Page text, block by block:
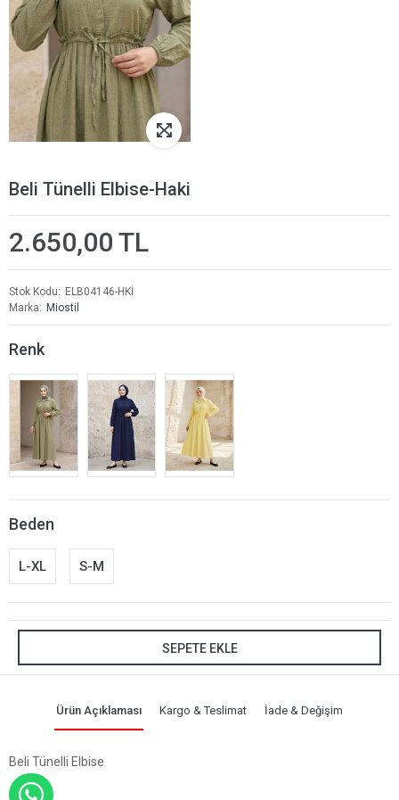
Beli Tünelli Elbise-Haki
2.650,00 TL
Stok Kodu
ELB04146-HKİ
Marka
Miostil
Renk
Beden
L-XL S-M
SEPETE EKLE
Ürün Açıklaması Kargo & Teslimat İade & Değişim
Beli Tünelli Elbise